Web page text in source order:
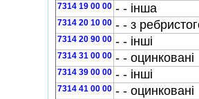
7314 19 00 00 - - iнша
7314 20 10 00 - - з
7314 20 90 00 - - iншi
7314 31 00 00 - - оцинкованi
7314 39 00 00 - - iншi
7314 41 00 00 - - оцинкованi